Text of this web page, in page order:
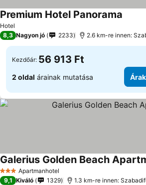
Hotel
Premium Hotel Panorama
8,3 Nagyon jó 2233 2.6 km-re innen:
Kezdőár: 56 913 Ft
2 oldal árainak mutatása
3 KategóriaApartmanhotel
Galerius Golden Beach
9,1 Kiváló 1329 1.3 km-re innen: